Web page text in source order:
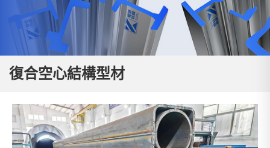
復合空心結構型材